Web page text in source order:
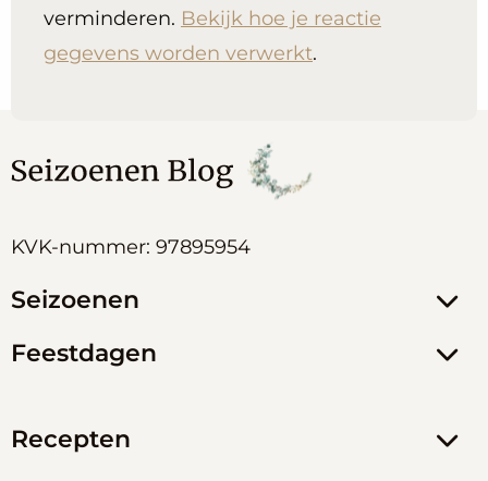
verminderen. Bekijk hoe je reactie
gegevens worden verwerkt.
KVK-nummer: 97895954
Seizoenen
Feestdagen
Recepten